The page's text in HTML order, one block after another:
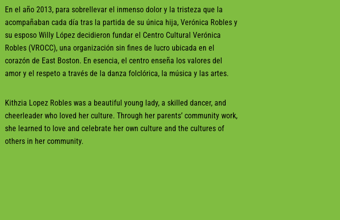
En el año 2013, para sobrellevar el inmenso dolor y la tristeza que la
acompañaban cada día tras la partida de su única hija, Verónica Robles y
su esposo Willy López decidieron fundar el Centro Cultural Verónica
Robles (VROCC), una organización sin fines de lucro ubicada en el
corazón de East Boston. En esencia, el centro enseña los valores del
amor y el respeto a través de la danza folclórica, la música y las artes.
Kithzia Lopez Robles was a beautiful young lady, a skilled dancer, and
cheerleader who loved her culture. Through her parents’ community work,
she learned to love and celebrate her own culture and the cultures of
others in her community.